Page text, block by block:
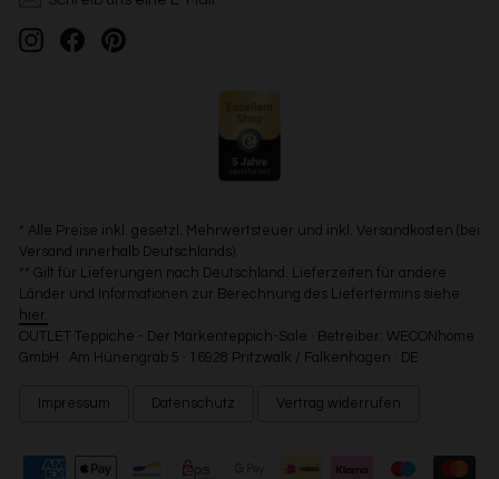
InstagramFacebookPinterest
* Alle Preise inkl. gesetzl. Mehrwertsteuer und inkl. Versandkosten (bei
Versand innerhalb Deutschlands).
** Gilt für Lieferungen nach Deutschland. Lieferzeiten für andere
Länder und Informationen zur Berechnung des Liefertermins siehe
hier.
OUTLET Teppiche - Der Markenteppich-Sale · Betreiber: WECONhome
GmbH · Am Hünengrab 5 · 16928 Pritzwalk / Falkenhagen · DE
Impressum Datenschutz Vertrag widerrufen